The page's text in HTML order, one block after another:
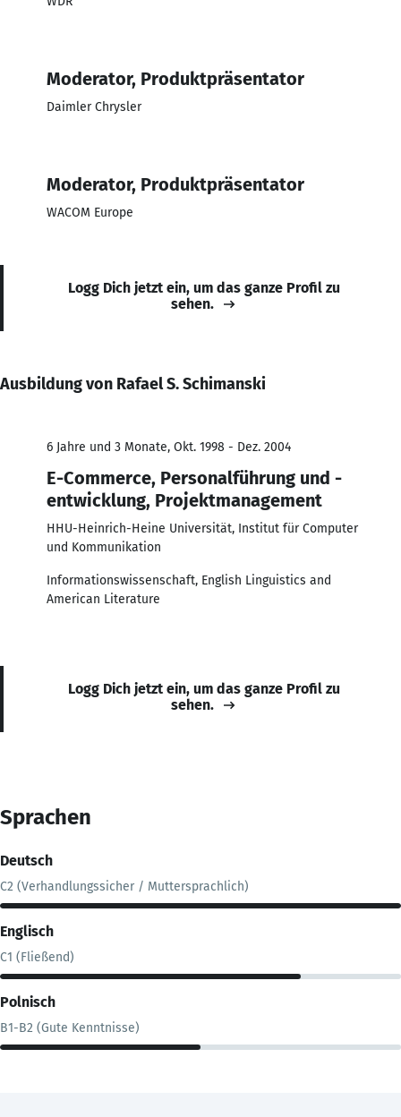
Moderator, Produktpräsentator
Daimler Chrysler
Moderator, Produktpräsentator
WACOM Europe
Logg Dich jetzt ein, um das ganze Profil zu
sehen.
Ausbildung von Rafael S. Schimanski
6 Jahre und 3 Monate, Okt. 1998 - Dez. 2004
E-Commerce, Personalführung und -
entwicklung, Projektmanagement
HHU-Heinrich-Heine Universität, Institut für Computer
und Kommunikation
Informationswissenschaft, English Linguistics and
American Literature
Logg Dich jetzt ein, um das ganze Profil zu
sehen.
Sprachen
Deutsch
C2 (Verhandlungssicher / Muttersprachlich)
Englisch
C1 (Fließend)
Polnisch
B1-B2 (Gute Kenntnisse)